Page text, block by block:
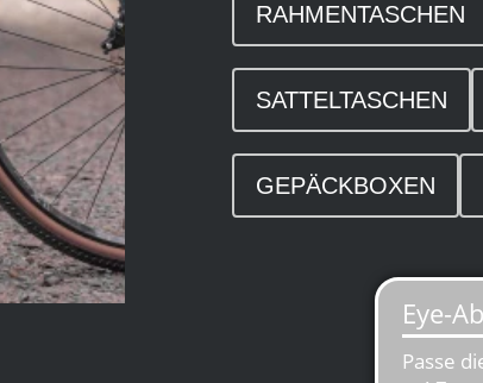
RAHMENTASCHEN
SATTELTASCHEN
GEPÄCKBOXEN